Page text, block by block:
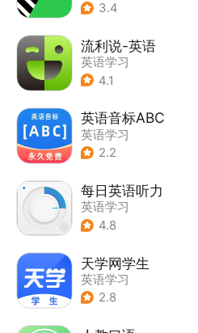
3.4
流利说-英语
英语学习
4.1
英语音标ABC
英语学习
2.2
每日英语听力
英语学习
4.8
天学网学生
英语学习
2.8